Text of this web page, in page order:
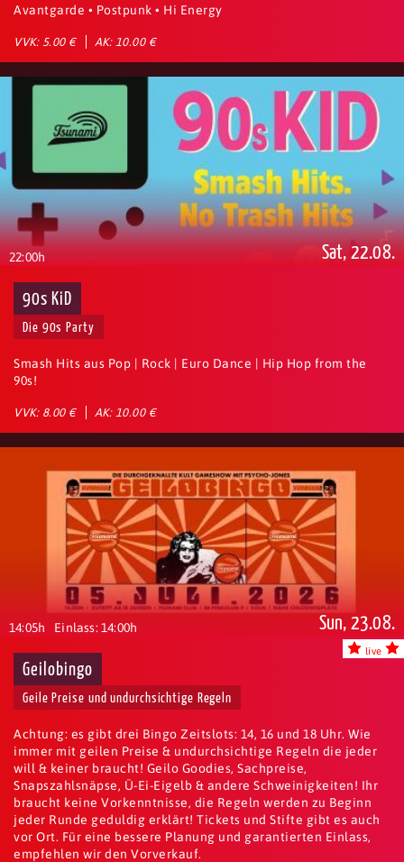
Avantgarde • Postpunk • Hi Energy
VVK: 5.00 € AK: 10.00 €
22:00h Sat, 22.08.
90s KiD
Die 90s Party
Smash Hits aus Pop | Rock | Euro Dance | Hip Hop from the
90s!
VVK: 8.00 € AK: 10.00 €
14:05h Einlass: 14:00h Sun, 23.08.
live
Geilobingo
Geile Preise und undurchsichtige Regeln
Achtung: es gibt drei Bingo Zeitslots: 14, 16 und 18 Uhr. Wie
immer mit geilen Preise & undurchsichtige Regeln die jeder
will & keiner braucht! Geilo Goodies, Sachpreise,
Snapszahlsnäpse, Ü-Ei-Eigelb & andere Schweinigkeiten! Ihr
braucht keine Vorkenntnisse, die Regeln werden zu Beginn
jeder Runde geduldig erklärt! Tickets und Stifte gibt es auch
vor Ort. Für eine bessere Planung und garantierten Einlass,
empfehlen wir den Vorverkauf.